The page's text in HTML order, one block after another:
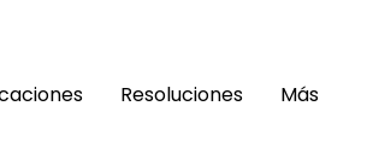
Resoluciones Más